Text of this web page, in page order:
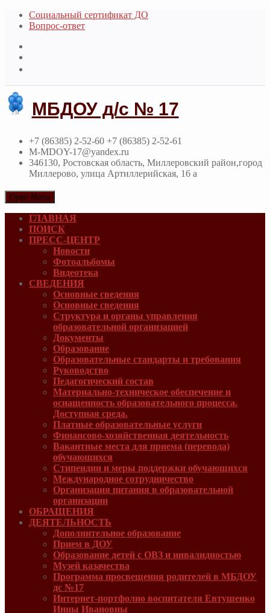
Социальный сертификат ДО
Вопрос-ответ
МБДОУ д/с № 17
+7 (86385) 2-52-60 +7 (86385) 2-52-61
M-MDOY-17@yandex.ru
346130, Ростовская область, Миллеровский район,город
Миллерово, улица Артиллерийская, 16 а
Open Menu
ГЛАВНАЯ
ПОИСК
ПРЕСС-ЦЕНТР
Новости
Фотоальбомы
Видеотека
СВЕДЕНИЯ
Основные сведения
Основные сведения
Структура и органы управления
образовательной организацией
Документы
Образование
Образовательные стандарты и требования
Руководcтво
Педагогический состав
Материально-техническое обеспечение и
оснащенность образовательного процесса.
Доступная среда.
Платные образовательные услуги
Финансово-хозяйственная деятельность
Вакантные места для приема (перевода)
обучающихся
Стипендии и меры поддержки обучающихся
Международное сотрудничество
Организация питания в образовательной
организации
ОБРАЩЕНИЯ
ДЕЯТЕЛЬНОСТЬ
Дополнительное образование
Прием в ДОУ
Образование детей с ОВЗ и инвалидностью
Музей казачества
Программа просвещения родителей в МБДОУ
дс №17
Интернет-портфолио воспитателя Евтушенко
Инны Ивановны